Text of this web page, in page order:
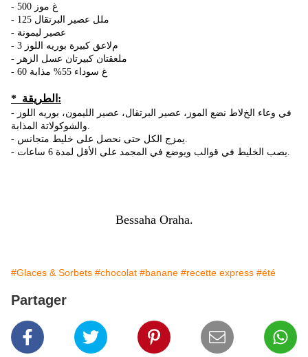
- 500 غ موز
- 125 ملل عصير البرتقال
- عصير ليمونة
- 3 مﻻعق كبيرة بوريه اللوز
- ملعقتان كبيرتان عسل الزهر
- 60 غ سوداء 55% مذابة
* الطريقة:
- في وعاء الخﻻط نضع الموز، عصير البرتقال، عصير الليمون، بوريه اللوز
والشوكوﻻتة المذابة.
- يمزج الكل حتى نحصل على خليط متجانس.
- يصب الخليط في قوالب ويوضع في المجمد على اﻷقل لمدة 6 ساعات.
Bessaha Oraha.
#Glaces & Sorbets #chocolat #banane #recette express #été
Partager